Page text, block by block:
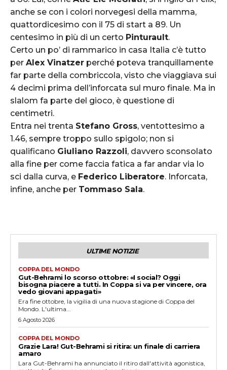
anche se con i colori norvegesi della mamma,
quattordicesimo con il 75 di start a 89. Un
centesimo in più di un certo Pinturault.
Certo un po’ di rammarico in casa Italia c’è tutto
per Alex Vinatzer perché poteva tranquillamente
far parte della combriccola, visto che viaggiava sui
4 decimi prima dell’inforcata sul muro finale. Ma in
slalom fa parte del gioco, è questione di
centimetri.
Entra nei trenta Stefano Gross, ventottesimo a
1.46, sempre troppo sullo spigolo; non si
qualificano Giuliano Razzoli, davvero sconsolato
alla fine per come faccia fatica a far andar via lo
sci dalla curva, e Federico Liberatore. Inforcata,
infine, anche per Tommaso Sala.
ULTIME NOTIZIE
COPPA DEL MONDO
Gut-Behrami lo scorso ottobre: «I social? Oggi
bisogna piacere a tutti. In Coppa si va per vincere, ora
vedo giovani appagati»
Era fine ottobre, la vigilia di una nuova stagione di Coppa del
Mondo. L'ultima...
6 Agosto 2026
COPPA DEL MONDO
Grazie Lara! Gut-Behrami si ritira: un finale di carriera
amaro
Lara Gut-Behrami ha annunciato il ritiro dall'attività agonistica,